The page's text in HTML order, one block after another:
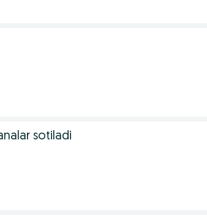
sotiladi